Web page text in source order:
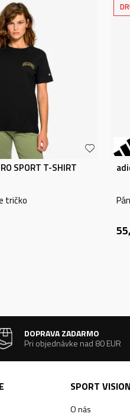
SPORT T-SHIRT
tričko
DOPRAVA ZADARMO
Pri objednávke nad 80 EUR
SPORT VISION
O nás